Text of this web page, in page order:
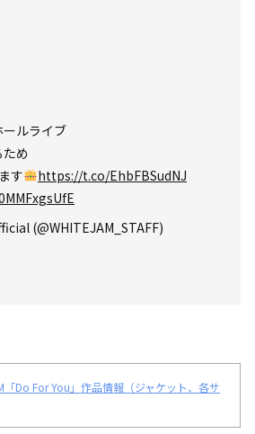
ルライブ
め
す
https://t.co/EhbFBSudNJ
(@WHITEJAM_STAFF)
「Do For You」作品情報（ジャケット、各サ